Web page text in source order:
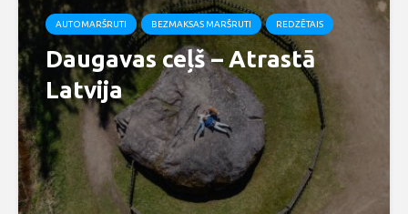
AUTOMARŠRUTI BEZMAKSAS MARŠRUTI REDZĒTAIS
Daugavas ceļš – Atrastā
Latvija